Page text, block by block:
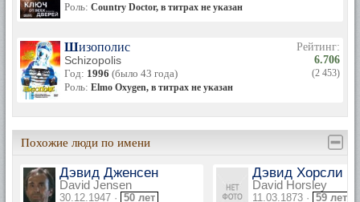
Роль: Country Doctor, в титрах не указан
Шизополис
Schizopolis
Год: 1996 (было 43 года)
Роль: Elmo Oxygen, в титрах не указан
Рейтинг:
6.706
(2 453)
Похожие люди по имени
Дэвид Дженсен
David Jensen
30.12.1947 · 50 лет
Дэвид Хорсли
David Horsley
11.03.1873 · 59 лет